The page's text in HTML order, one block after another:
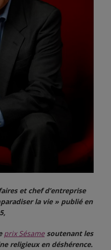
et chef d’entreprise
la vie » publié en
prix Sésamesoutenant les
religieux en déshérence.